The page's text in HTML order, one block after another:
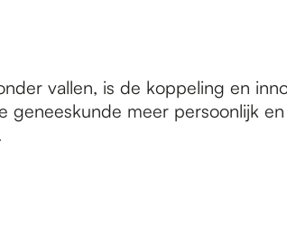
vallen, is de koppeling en
meer persoonlijk